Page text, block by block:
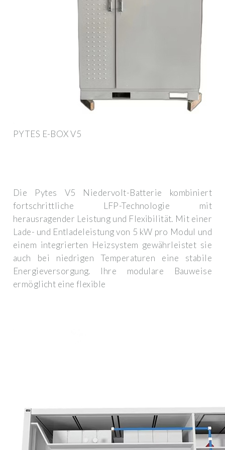
PYTES E-BOX V5
Die Pytes V5 Niedervolt-Batterie kombiniert
fortschrittliche LFP-Technologie mit
herausragender Leistung und Flexibilität. Mit einer
Lade- und Entladeleistung von 5 kW pro Modul und
einem integrierten Heizsystem gewährleistet sie
auch bei niedrigen Temperaturen eine stabile
Energieversorgung. Ihre modulare Bauweise
ermöglicht eine flexible